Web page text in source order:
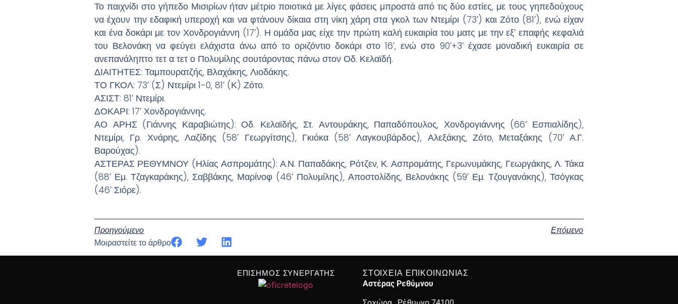
Το παιχνίδι στο γήπεδο Μισιρίων ήταν μέτριο ποιοτικά με λίγες φάσεις μπροστά από τις δύο εστίες, με τους γηπεδούχους
να έχουν την εδαφική υπεροχή και να φτάνουν δίκαια στη νίκη χάρη στα γκολ των Ντεμίρι (73’) και Ζότο (81’), ενώ είχαν
και ένα δοκάρι με τον Χονδρογιάννη (17’). Η ομάδα μας είχε την πρώτη καλή ευκαιρία του ματς με την εξ’ επαφής κεφαλιά
του Βελονάκη να φεύγει ελάχιστα άνω από το οριζόντιο δοκάρι στο 16’, ενώ στο 90’+3’ έχασε μοναδική ευκαιρία σε
ανεπανάληπτο τετ α τετ ο Πολυμίλης σουτάροντας πάνω στον Οδ. Κελαϊδή.
ΔΙΑΙΤΗΤΕΣ: Ταμπουρατζής, Βλαχάκης, Λιοδάκης.
ΤΟ ΓΚΟΛ: 73’ (Σ) Ντεμίρι 1-0, 81’ (Κ) Ζότο.
ΑΣΙΣΤ: 81’ Ντεμίρι.
ΔΟΚΑΡΙ: 17’ Χονδρογιάννης.
ΑΟ ΑΡΗΣ (Γιάννης Καραβιώτης): Οδ. Κελαϊδής, Στ. Αντουράκης, Παπαδόπουλος, Χονδρογιάννης (66’ Εσπιαλίδης),
Ντεμίρι, Γρ. Χνάρης, Λαζίδης (58’ Γεωργίτσης), Γκιόκα (58’ Λαγκουβάρδος), Αλεξάκης, Ζότο, Μεταξάκης (70’ Α.Γ.
Βαρούχας).
ΑΣΤΕΡΑΣ ΡΕΘΥΜΝΟΥ (Ηλίας Ασπρομάτης): Α.Ν. Παπαδάκης, Ρότζεν, Κ. Ασπρομάτης, Γερωνυμάκης, Γεωργάκης, Λ. Τάκα
(88’ Εμ. Τζαγκαράκης), Σαββάκης, Μαρίνοφ (46’ Πολυμίλης), Αποστολίδης, Βελονάκης (59’ Εμ. Τζουγανάκης), Τσόγκας
(46’ Σιόρε).
Προηγούμενο
Επόμενο
Μοιραστείτε το άρθρο
ΕΠΙΣΗΜΟΣ ΣΥΝΕΡΓΑΤΗΣ ΣΤΟΙΧΕΙΑ ΕΠΙΚΟΙΝΩΝΙΑΣ
Αστέρας Ρεθύμνου